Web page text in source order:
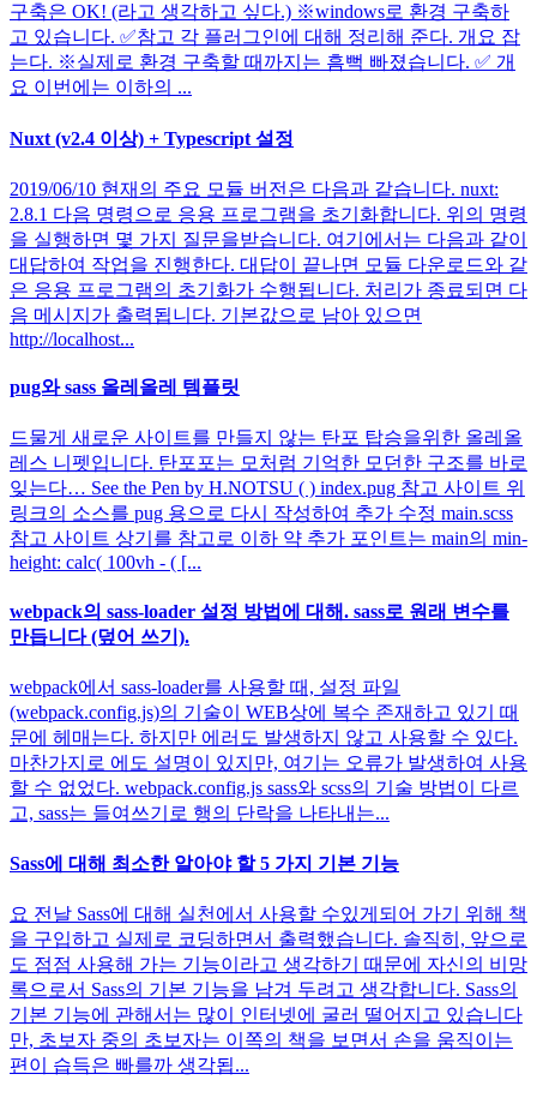
구축은 OK! (라고 생각하고 싶다.) ※windows로 환경 구축하
고 있습니다. ✅참고 각 플러그인에 대해 정리해 준다. 개요 잡
는다. ※실제로 환경 구축할 때까지는 흠뻑 빠졌습니다. ✅ 개
요 이번에는 이하의 ...
Nuxt (v2.4 이상) + Typescript 설정
2019/06/10 현재의 주요 모듈 버전은 다음과 같습니다. nuxt:
2.8.1 다음 명령으로 응용 프로그램을 초기화합니다. 위의 명령
을 실행하면 몇 가지 질문을받습니다. 여기에서는 다음과 같이
대답하여 작업을 진행한다. 대답이 끝나면 모듈 다운로드와 같
은 응용 프로그램의 초기화가 수행됩니다. 처리가 종료되면 다
음 메시지가 출력됩니다. 기본값으로 남아 있으면
http://localhost...
pug와 sass 올레올레 템플릿
드물게 새로운 사이트를 만들지 않는 탄포 탑승을위한 올레올
레스 니펫입니다. 탄포포는 모처럼 기억한 모던한 구조를 바로
잊는다… See the Pen by H.NOTSU ( ) index.pug 참고 사이트 위
링크의 소스를 pug 용으로 다시 작성하여 추가 수정 main.scss
참고 사이트 상기를 참고로 이하 약 추가 포인트는 main의 min-
height: calc( 100vh - ( [...
webpack의 sass-loader 설정 방법에 대해. sass로 원래 변수를
만듭니다 (덮어 쓰기).
webpack에서 sass-loader를 사용할 때, 설정 파일
(webpack.config.js)의 기술이 WEB상에 복수 존재하고 있기 때
문에 헤매는다. 하지만 에러도 발생하지 않고 사용할 수 있다.
마찬가지로 에도 설명이 있지만, 여기는 오류가 발생하여 사용
할 수 없었다. webpack.config.js sass와 scss의 기술 방법이 다르
고, sass는 들여쓰기로 행의 단락을 나타내는...
Sass에 대해 최소한 알아야 할 5 가지 기본 기능
요 전날 Sass에 대해 실천에서 사용할 수있게되어 가기 위해 책
을 구입하고 실제로 코딩하면서 출력했습니다. 솔직히, 앞으로
도 점점 사용해 가는 기능이라고 생각하기 때문에 자신의 비망
록으로서 Sass의 기본 기능을 남겨 두려고 생각합니다. Sass의
기본 기능에 관해서는 많이 인터넷에 굴러 떨어지고 있습니다
만, 초보자 중의 초보자는 이쪽의 책을 보면서 손을 움직이는
편이 습득은 빠를까 생각됩...